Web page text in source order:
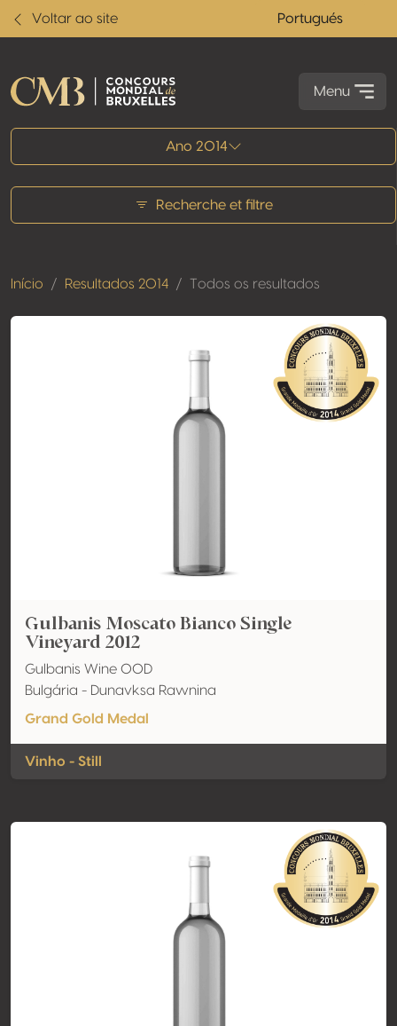
Voltar ao site Portugués
Menu
Ano 2014
Recherche et filtre
Início Resultados 2014 Todos os resultados
Gulbanis Moscato Bianco Single
Vineyard 2012
Gulbanis Wine OOD
Bulgária - Dunavksa Rawnina
Grand Gold Medal
Vinho - Still